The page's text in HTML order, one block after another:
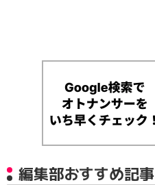
編集部おすすめ記事